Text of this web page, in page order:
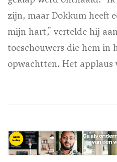
zijn, maar Dokkum heeft
mijn hart," vertelde hij
toeschouwers die hem in
opwachtten. Het applaus